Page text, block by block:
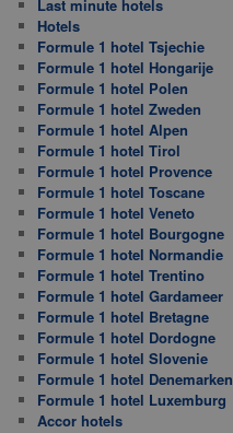
Last minute hotels
Hotels
Formule 1 hotel Tsjechie
Formule 1 hotel Hongarije
Formule 1 hotel Polen
Formule 1 hotel Zweden
Formule 1 hotel Alpen
Formule 1 hotel Tirol
Formule 1 hotel Provence
Formule 1 hotel Toscane
Formule 1 hotel Veneto
Formule 1 hotel Bourgogne
Formule 1 hotel Normandie
Formule 1 hotel Trentino
Formule 1 hotel Gardameer
Formule 1 hotel Bretagne
Formule 1 hotel Dordogne
Formule 1 hotel Slovenie
Formule 1 hotel Denemarken
Formule 1 hotel Luxemburg
Accor hotels